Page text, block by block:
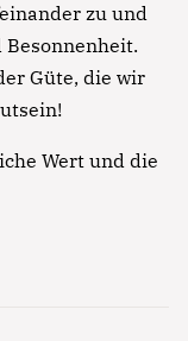
zu und
Güte, die wir
Wert und die